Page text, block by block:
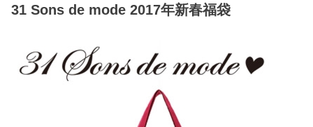
31 Sons de mode 2017年新春福袋